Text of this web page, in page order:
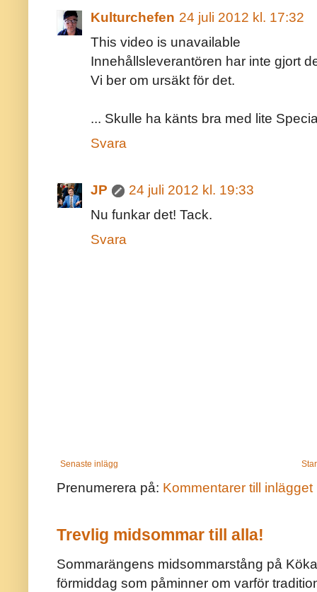
Kulturchefen 24 juli 2012 kl. 17:32
This video is unavailable
Innehållsleverantören har inte gjort
Vi ber om ursäkt för det.
... Skulle ha känts bra med lite
Svara
JP
24 juli 2012 kl. 19:33
Nu funkar det! Tack.
Svara
Senaste inlägg
Prenumerera på: Kommentarer till inlägget
Trevlig midsommar till alla!
Sommarängens midsommarstång på
förmiddag som påminner om varför